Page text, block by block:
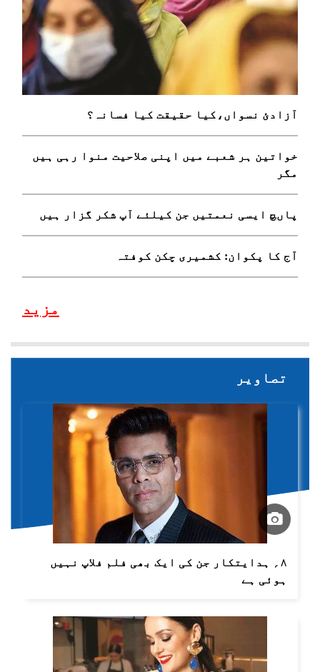
آزادئ نسواں،کیا حقیقت کیا فسانہ؟
خواتین ہر شعبے میں اپنی صلاحیت منوا رہی ہیں
مگر
پاںچ ایسی نعمتیں جن کیلئے آپ شکر گزار ہیں
آج کا پکوان: کشمیری چکن کوفتہ
مزید
تصاویر
۸؍ ہدایتکار جن کی ایک بھی فلم فلاپ نہیں
ہوئی ہے